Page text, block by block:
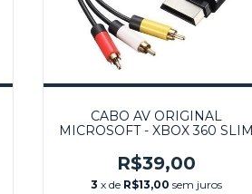
CABO AV ORIGINAL
MICROSOFT - XBOX 360 SLIM
R$39,00
3 x de R$13,00 sem juros